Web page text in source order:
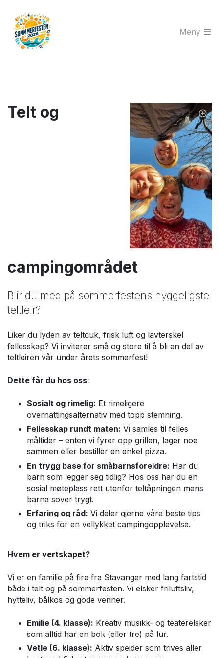
Meny
Telt og
campingområdet
Blir du med på sommerfestens hyggeligste
teltleir?
Liker du lyden av teltduk, frisk luft og lavterskel
fellesskap? Vi inviterer små og store til å bli en del av
teltleiren vår under årets sommerfest!
Dette får du hos oss:
Sosialt og rimelig: Et rimeligere
overnattingsalternativ med topp stemning.
Fellesskap rundt maten: Vi samles til felles
måltider – enten vi fyrer opp grillen, lager noe
sammen eller bestiller en enkel pizza.
En trygg base for småbarnsforeldre: Har du
barn som legger seg tidlig? Hos oss har du en
sosial møteplass rett utenfor teltåpningen mens
barna sover trygt.
Erfaring og råd: Vi deler gjerne våre beste tips
og triks for en vellykket campingopplevelse.
Hvem er vertskapet?
Vi er en familie på fire fra Stavanger med lang fartstid
både i telt og på sommerfesten. Vi elsker friluftsliv,
hytteliv, bålkos og gode venner.
Emilie (4. klasse): Kreativ musikk- og teaterelsker
som alltid har en bok (eller tre) på lur.
Vetle (6. klasse): Aktiv speider som trives aller